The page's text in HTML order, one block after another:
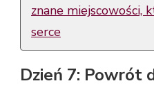
znane miejscowości,
serce
Dzień 7: Powrót